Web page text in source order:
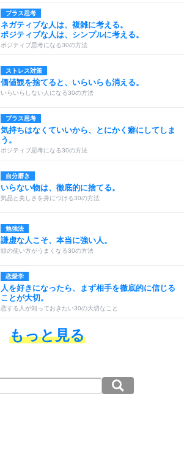
プラス思考
ネガティブな人は、複雑に考える。
ポジティブな人は、シンプルに考える。
ポジティブ思考になる30の方法
ストレス対策
価値観を捨てると、いらいらも消える。
いらいらしない人になる30の方法
プラス思考
気持ちはなくていいから、とにかく癖にしてしま
う。
ポジティブ思考になる30の方法
自分磨き
いらない物は、徹底的に捨てる。
気品と美しさを身につける30の方法
勉強法
謙虚な人こそ、本当に強い人。
頭の使い方がうまくなる30の方法
恋愛学
人を好きになったら、まず相手を徹底的に信じる
ことが大切。
恋する人が知っておきたい30の大切なこと
もっと見る